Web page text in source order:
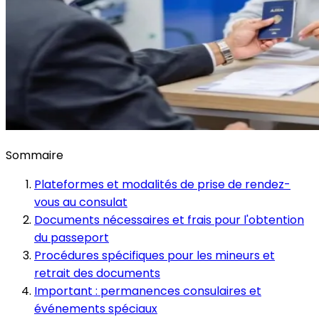
Sommaire
Plateformes et modalités de prise de rendez-
vous au consulat
Documents nécessaires et frais pour l'obtention
du passeport
Procédures spécifiques pour les mineurs et
retrait des documents
Important : permanences consulaires et
événements spéciaux